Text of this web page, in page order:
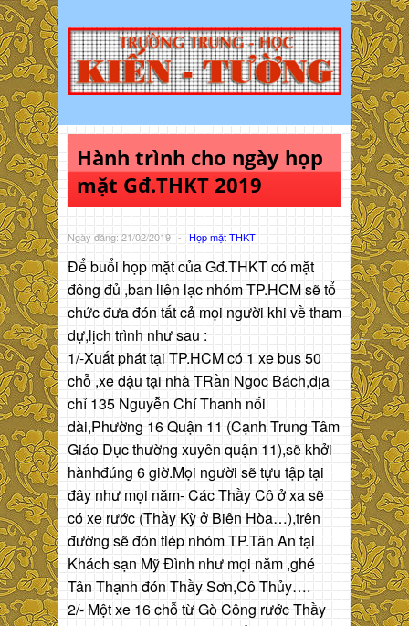
Hành trình cho ngày họp
mặt Gđ.THKT 2019
Ngày đăng: 21/02/2019 - Họp mặt THKT
Để buổi họp mặt của Gđ.THKT có mặt
đông đủ ,ban liên lạc nhóm TP.HCM sẽ tổ
chức đưa đón tất cả mọi người khi về tham
dự,lịch trình như sau :
1/-Xuất phát tại TP.HCM có 1 xe bus 50
chỗ ,xe đậu tại nhà TRần Ngoc Bách,địa
chỉ 135 Nguyễn Chí Thanh nối
dài,Phường 16 Quận 11 (Cạnh Trung Tâm
Giáo Dục thường xuyên quận 11),sẽ khởi
hànhđúng 6 giờ.Mọi người sẽ tựu tập tại
đây như mọi năm- Các Thầy Cô ở xa sẽ
có xe rước (Thầy Kỳ ở Biên Hòa…),trên
đường sẽ đón tiép nhóm TP.Tân An tại
Khách sạn Mỹ Đình như mọi năm ,ghé
Tân Thạnh đón Thầy Sơn,Cô Thủy….
2/- Một xe 16 chỗ từ Gò Công rước Thầy